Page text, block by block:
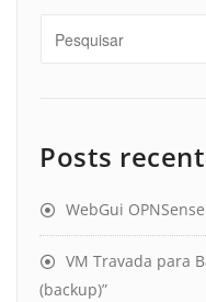
Posts
WebGui
VM Travada para
(backup)”